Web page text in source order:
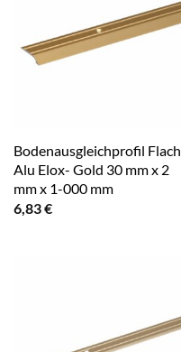
Bodenausgleichprofil Flach
Alu Elox- Gold 30 mm x 2
mm x 1-000 mm
6,83€